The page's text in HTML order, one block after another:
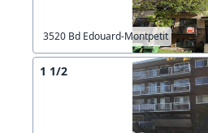
3520 Bd Edouard-Montpetit
1 1/2